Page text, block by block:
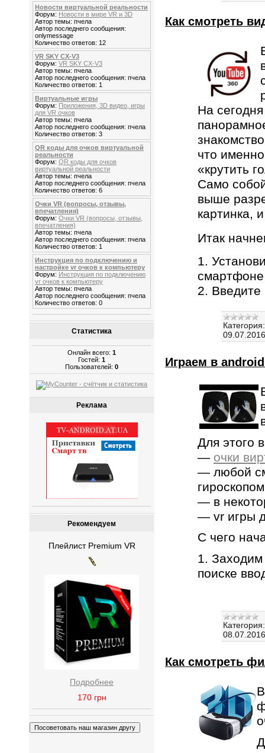
Новости виртуальной реальности
Форум: Новости в мире VR и 3D
Автор темы: пчела
Автор последнего сообщения:
onlymessage
Количество ответов: 12
VR SKY CX-V3
Форум: VR SKY CX-V3
Автор темы: пчела
Автор последнего сообщения: пчела
Количество ответов: 1
Виртуальные игры
Форум: Приложения, 3D видео, игры
для VR очков
Автор темы: пчела
Автор последнего сообщения: пчела
Количество ответов: 3
QR коды для очков виртуальной
реальности
Форум: QR коды для очков
виртуальной реальности
Автор темы: пчела
Автор последнего сообщения: пчела
Количество ответов: 6
Очки VR (вопросы, отзывы,
впечатления)
Форум: Очки VR (вопросы, отзывы,
впечатления)
Автор темы: пчела
Автор последнего сообщения: пчела
Количество ответов: 1
Инструкция по подключению и
настройке vr очков к компьютеру
Форум: Инструкция по подключению
vr очков к компьютеру
Автор темы: пчела
Автор последнего сообщения: пчела
Количество ответов: 0
Статистика
Онлайн всего: 1
Гостей: 1
Пользователей: 0
Реклама
Рекомендуем
Плейлист Premium VR
Подробнее
170 грн
Как смотреть
На
что
«крутить
Само
выше
картинка,
Итак
1.
смартфоне
2. Введите
Категория:
09.07.2016
Играем в
Для этого
— очки
— любой
— в
— vr игры
С чего
1.
поиске
Категория:
08.07.2016
Как смотреть